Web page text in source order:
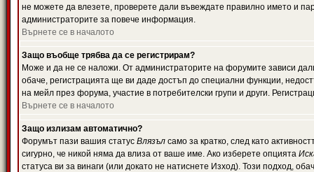
не можете да влезете, проверете дали въвеждате правилно името и
администраторите за повече информация.
Върнете се в началото
Защо въобще трябва да се регистрирам?
Може и да не се наложи. От администраторите на форумите зависи
обаче, регистрацията ще ви даде достъп до специални функции,
на мейл през форума, участие в потребителски групи и други.
Върнете се в началото
Защо излизам автоматично?
Форумът пази вашия статус Влязъл само за кратко, след като
сигурно, че никой няма да влиза от ваше име. Ако изберете опцията
статуса ви за винаги (или докато не натиснете Изход). Този подход,